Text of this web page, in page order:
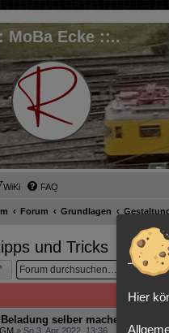
MoBa Ecke ::..
WiKi FAQ
Forum Grundlagen
und Tricks
selber machen
» So 3. Apr 2022, 13:36
Hier